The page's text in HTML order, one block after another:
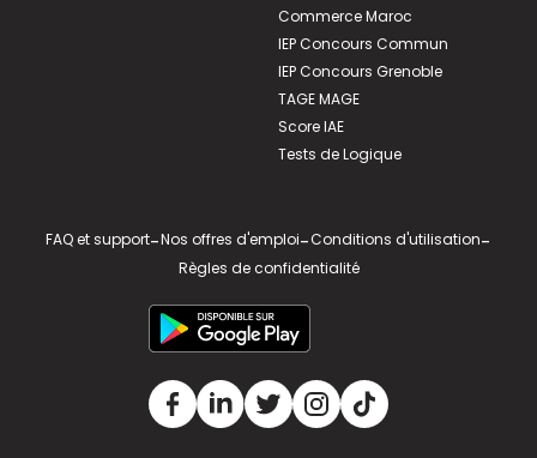
Commerce Maroc
IEP Concours Commun
IEP Concours Grenoble
TAGE MAGE
Score IAE
Tests de Logique
FAQ et support-Nos offres d'emploi-Conditions d'utilisation-
Règles de confidentialité